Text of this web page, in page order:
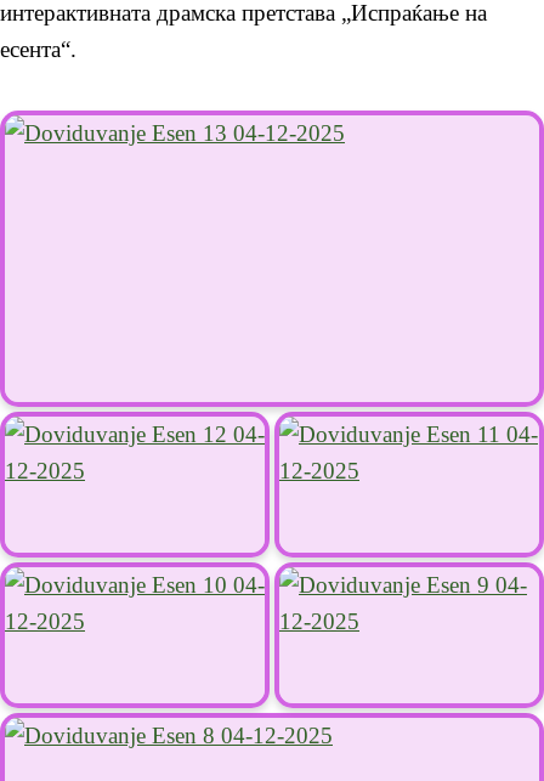
интерактивната драмска претстава „Испраќање на
есента“.